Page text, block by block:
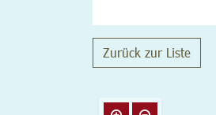
Zurück zur Liste